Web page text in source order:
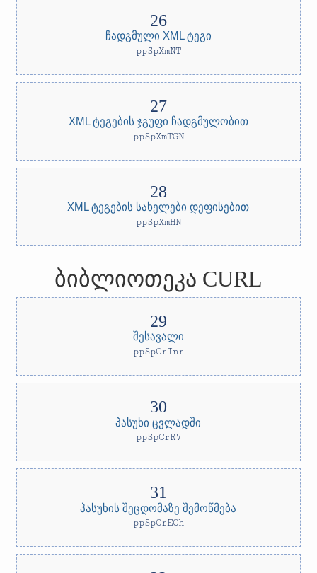
ჩადგმული XML ტეგი
ppSpXmNT
XML ტეგების ჯგუფი ჩადგმულობით
ppSpXmTGN
XML ტეგების სახელები დეფისებით
ppSpXmHN
ბიბლიოთეკა CURL
შესავალი
ppSpCrInr
პასუხი ცვლადში
ppSpCrRV
პასუხის შეცდომაზე შემოწმება
ppSpCrECh